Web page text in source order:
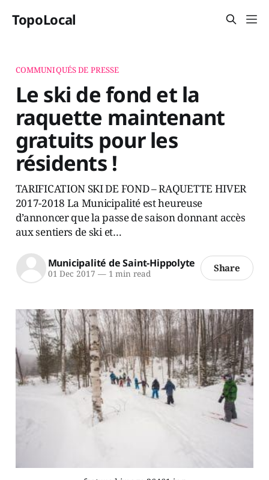
TopoLocal
COMMUNIQUÉS DE PRESSE
Le ski de fond et la
raquette maintenant
gratuits pour les
résidents !
TARIFICATION SKI DE FOND – RAQUETTE HIVER
2017-2018 La Municipalité est heureuse
d’annoncer que la passe de saison donnant accès
aux sentiers de ski et…
Municipalité de Saint-Hippolyte
01 Dec 2017 —1 min read Share